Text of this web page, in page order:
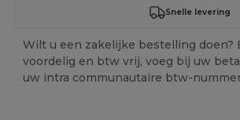
Snelle levering
Wilt u een zakelijke bestelling doen?
voordelig en btw vrij, voeg bij uw
uw intra communautaire btw-